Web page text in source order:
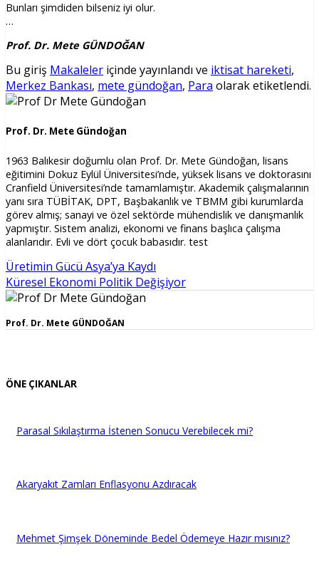
Bunları şimdiden bilseniz iyi olur.
…
Prof. Dr. Mete GÜNDOĞAN
Bu giriş Makaleler içinde yayınlandı ve iktisat hareketi,
Merkez Bankası, mete gündoğan, Para olarak etiketlendi.
Prof. Dr. Mete Gündoğan
1963 Balıkesir doğumlu olan Prof. Dr. Mete Gündoğan, lisans
eğitimini Dokuz Eylül Üniversitesi’nde, yüksek lisans ve doktorasını
Cranfield Üniversitesi’nde tamamlamıştır. Akademik çalışmalarının
yanı sıra TÜBİTAK, DPT, Başbakanlık ve TBMM gibi kurumlarda
görev almış; sanayi ve özel sektörde mühendislik ve danışmanlık
yapmıştır. Sistem analizi, ekonomi ve finans başlıca çalışma
alanlarıdır. Evli ve dört çocuk babasıdır. test
Üretimin Gücü Asya’ya Kaydı
Küresel Ekonomi Politik Değişiyor
Prof. Dr. Mete GÜNDOĞAN
ÖNE ÇIKANLAR
Parasal Sıkılaştırma İstenen Sonucu Verebilecek mi?
Akaryakıt Zamları Enflasyonu Azdıracak
Mehmet Şimşek Döneminde Bedel Ödemeye Hazır mısınız?